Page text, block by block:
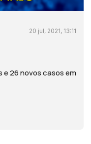
20 jul, 2021, 13:11
26 novos casos em